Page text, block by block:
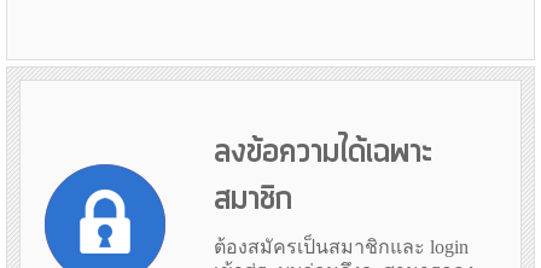
ลงข้อความได้เฉพาะ
สมาชิก
ต้องสมัครเป็นสมาชิกและ login